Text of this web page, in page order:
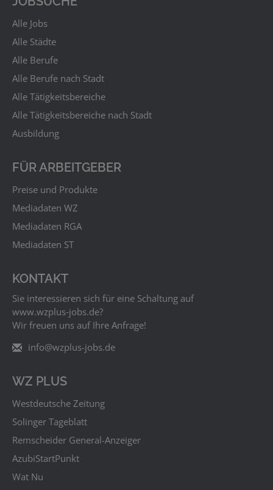
Alle Jobs
Alle Städte
Alle Berufe
Alle Berufe nach Stadt
Alle Tätigkeitsbereiche
Alle Tätigkeitsbereiche nach Stadt
Ausbildung
FÜR ARBEITGEBER
Preise und Produkte
Mediadaten WZ
Mediadaten RGA
Mediadaten ST
KONTAKT
Sie interessieren sich für eine Schaltung auf
www.wzplus‑jobs.de?
Wir freuen uns auf Ihre Anfrage!
info@wzplus-jobs.de
WZ PLUS
Westdeutsche Zeitung
Solinger Tageblatt
Remscheider General-Anzeiger
AzubiStartPunkt
Wat Nu